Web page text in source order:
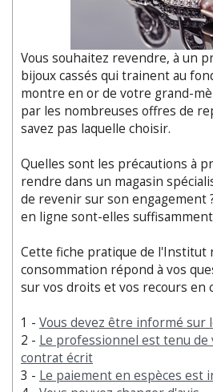
Vous souhaitez revendre, à un
bijoux cassés qui trainent au
montre en or de votre grand-
par les nombreuses offres de
savez pas laquelle choisir.
Quelles sont les précautions à
rendre dans un magasin
de revenir sur son engagement
en ligne sont-elles
Cette fiche pratique de l'Institut
consommation répond à vos
sur vos droits et vos recours en
1 - Vous devez être informé sur
2 - Le professionnel est tenu
contrat écrit
3 - Le paiement en espèces est